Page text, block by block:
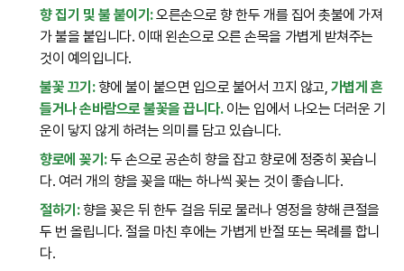
향 집기 및 불 붙이기:오른손으로 향 한두 개를 집어 촛불에 가져
가 불을 붙입니다. 이때 왼손으로 오른 손목을 가볍게 받쳐주는
것이 예의입니다.
불꽃 끄기:향에 불이 붙으면 입으로 불어서 끄지 않고, 가볍게 흔
들거나 손바람으로 불꽃을 끕니다.이는 입에서 나오는 더러운 기
운이 닿지 않게 하려는 의미를 담고 있습니다.
향로에 꽂기:두 손으로 공손히 향을 잡고 향로에 정중히 꽂습니
다. 여러 개의 향을 꽂을 때는 하나씩 꽂는 것이 좋습니다.
절하기:향을 꽂은 뒤 한두 걸음 뒤로 물러나 영정을 향해 큰절을
두 번 올립니다. 절을 마친 후에는 가볍게 반절 또는 목례를 합니
다.